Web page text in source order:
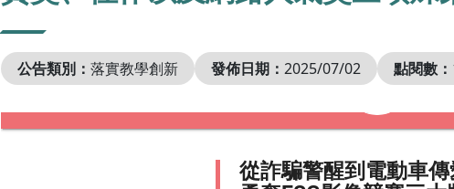
公告類別： 落實教學創新 發佈日期： 2025/07/02 點閱數：